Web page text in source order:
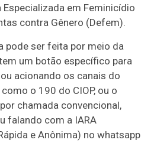
em Feminicídio
contra Gênero (Defem).
pode ser feita por meio da
um botão específico para
acionando os canais do
o 190 do CIOP, ou o
chamada convencional,
falando com a IARA
e Anônima) no whatsapp